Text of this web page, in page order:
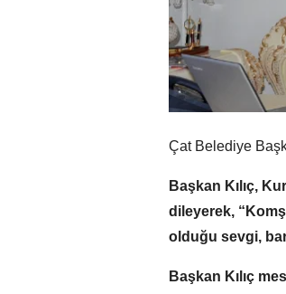
Çat Belediye
Başkan Kılıç,
dileyerek,
olduğu sevgi,
Başkan Kılıç